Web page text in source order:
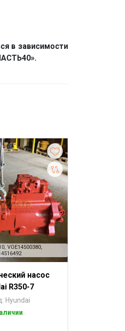
в зависимости
VOE14500380,
насос
R350-7
Hyundai